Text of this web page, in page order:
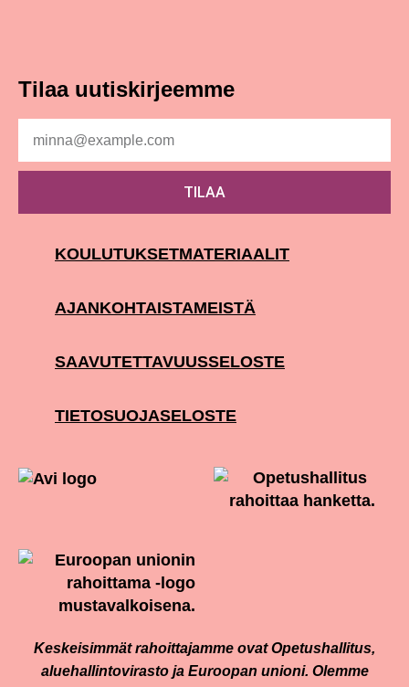
Tilaa uutiskirjeemme
TILAA
KOULUTUKSETMATERIAALIT
AJANKOHTAISTAMEISTÄ
SAAVUTETTAVUUSSELOSTE
TIETOSUOJASELOSTE
Keskeisimmät rahoittajamme ovat Opetushallitus,
aluehallintovirasto ja Euroopan unioni. Olemme